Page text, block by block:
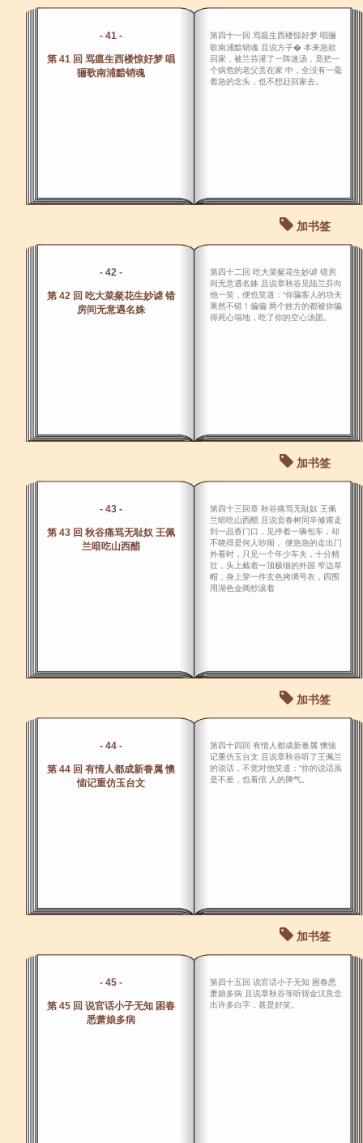
- 41 -
第 41 回 骂瘟生西楼惊好梦 唱
骊歌南浦黯销魂
第四十一回 骂瘟生西楼惊好梦 唱骊
歌南浦黯销魂 且说方子� 本来急欲
回家，被兰芬灌了一阵迷汤，竟把一
个病危的老父丢在家 中，全没有一毫
着急的念头，也不想赶回家去。
加书签
- 42 -
第 42 回 吃大菜粲花生妙谑 错
房间无意遇名姝
第四十二回 吃大菜粲花生妙谑 错房
间无意遇名姝 且说章秋谷见陆兰芬向
他一笑，便也笑道：“你骗客人的功夫
果然不错！偏偏 两个姓方的都被你骗
得死心塌地，吃了你的空心汤团。
加书签
- 43 -
第 43 回 秋谷痛骂无耻奴 王佩
兰暗吃山西醋
第四十三回章 秋谷痛骂无耻奴 王佩
兰暗吃山西醋 且说贡春树同辛修甫走
到一品香门口，见停着一辆包车，却
不晓得是何人吵闹， 便急急的走出门
外看时，只见一个年少车夫，十分精
壮，头上戴着一顶极细的外国 窄边草
帽，身上穿一件玄色拷绸号衣，四围
用湖色金阊纱滚着
加书签
- 44 -
第 44 回 有情人都成新眷属 懊
恼记重仿玉台文
第四十四回 有情人都成新眷属 懊恼
记重仿玉台文 且说章秋谷听了王佩兰
的说话，不觉对他笑道：“你的说话虽
是不差，也看倌 人的脾气。
加书签
- 45 -
第 45 回 说官话小子无知 困春
悉萧娘多病
第四十五回 说官话小子无知 困春悉
萧娘多病 且说章秋谷等听得金汉良念
出许多白字，甚是好笑。